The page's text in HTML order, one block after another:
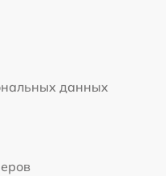
данных